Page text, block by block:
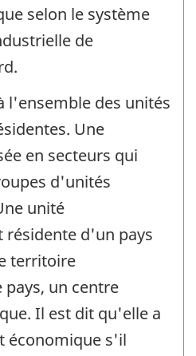
selon le système
de
l'ensemble des unités
Une
en secteurs qui
d'unités
unité
d'un pays
territoire
pays, un centre
Il est dit qu'elle a
économique s'il